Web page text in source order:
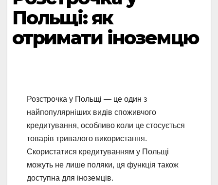
Польщі: як
отримати іноземцю
Розстрочка у Польщі — це один з
найпопулярніших видів споживчого
кредитування, особливо коли це стосується
товарів тривалого використання.
Скористатися кредитуванням у Польщі
можуть не лише поляки, ця функція також
доступна для іноземців.